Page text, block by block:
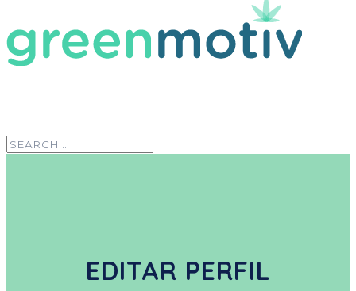
EDITAR PERFIL